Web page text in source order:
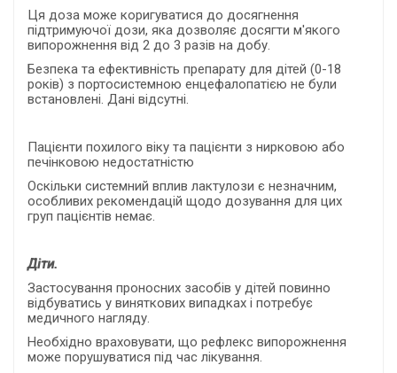
Ця доза може коригуватися до досягнення
підтримуючої дози, яка дозволяє досягти м'якого
випорожнення від 2 до 3 разів на добу.
Безпека та ефективність препарату для дітей (0-18
років) з портосистемною енцефалопатією не були
встановлені. Дані відсутні.
Пацієнти похилого віку та пацієнти з нирковою або
печінковою недостатністю
Оскільки системний вплив лактулози є незначним,
особливих рекомендацій щодо дозування для цих
груп пацієнтів немає.
Діти.
Застосування проносних засобів у дітей повинно
відбуватись у виняткових випадках і потребує
медичного нагляду.
Необхідно враховувати, що рефлекс випорожнення
може порушуватися під час лікування.